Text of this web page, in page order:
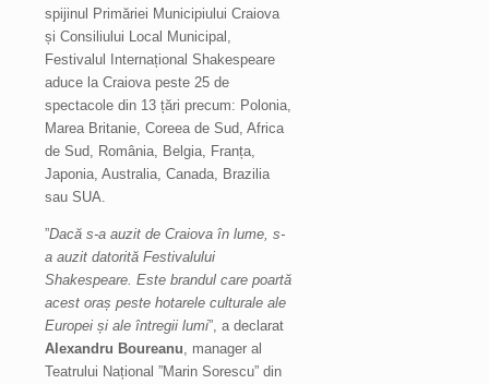
spijinul Primăriei Municipiului Craiova
și Consiliului Local Municipal,
Festivalul Internațional Shakespeare
aduce la Craiova peste 25 de
spectacole din 13 țări precum: Polonia,
Marea Britanie, Coreea de Sud, Africa
de Sud, România, Belgia, Franța,
Japonia, Australia, Canada, Brazilia
sau SUA.
”Dacă s-a auzit de Craiova în lume, s-
a auzit datorită Festivalului
Shakespeare. Este brandul care poartă
acest oraș peste hotarele culturale ale
Europei și ale întregii lumi”, a declarat
Alexandru Boureanu , manager al
Teatrului Național ”Marin Sorescu” din